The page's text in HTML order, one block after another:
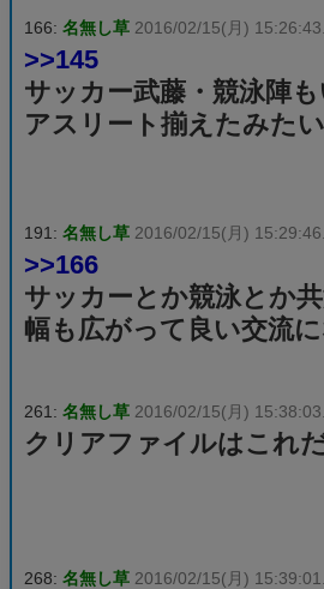
166: 名無し草 2016/02/15(月)
>>145
サッカー武藤・競泳陣
アスリート揃えたみた
191: 名無し草 2016/02/15(月)
>>166
サッカーとか競泳とか
幅も広がって良い交流
261: 名無し草 2016/02/15(月)
クリアファイルはこれだ
268: 名無し草 2016/02/15(月)